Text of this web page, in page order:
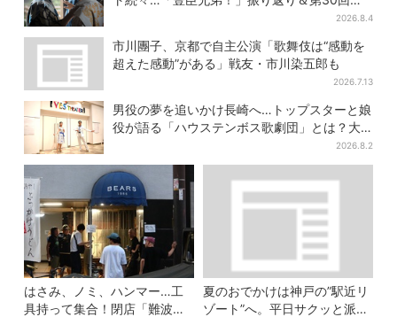
2026.8.4
市川團子、京都で自主公演「歌舞伎は“感動を
超えた感動”がある」戦友・市川染五郎も
2026.7.13
男役の夢を追いかけ長崎へ…トップスターと娘
役が語る「ハウステンボス歌劇団」とは？大
2026.8.2
はさみ、ノミ、ハンマー…工
具持って集合！閉店「難波ベ
夏のおでかけは神戸の”駅近リ
ゾート”へ。平日サクッと派